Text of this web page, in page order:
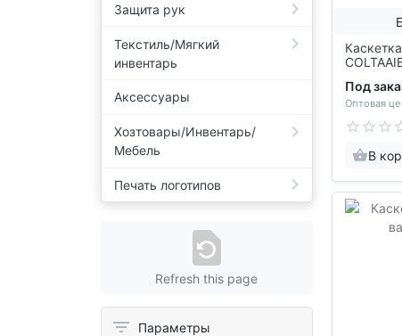
Защита рук
Текстиль/Мягкий
инвентарь
Аксессуары
Хозтовары/Инвентарь/
Мебель
Печать логотипов
Refresh this page
Параметры
Под
Оптовая
В